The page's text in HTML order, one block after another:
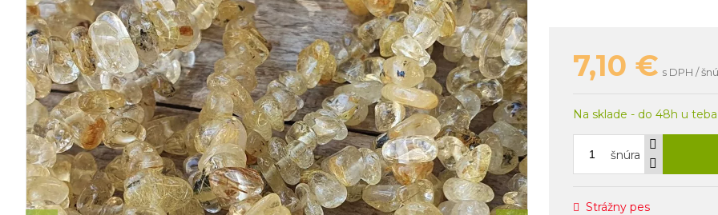
7,10 € s DPH /
Na sklade - do 48h u teba
šnúra
Strážny pes